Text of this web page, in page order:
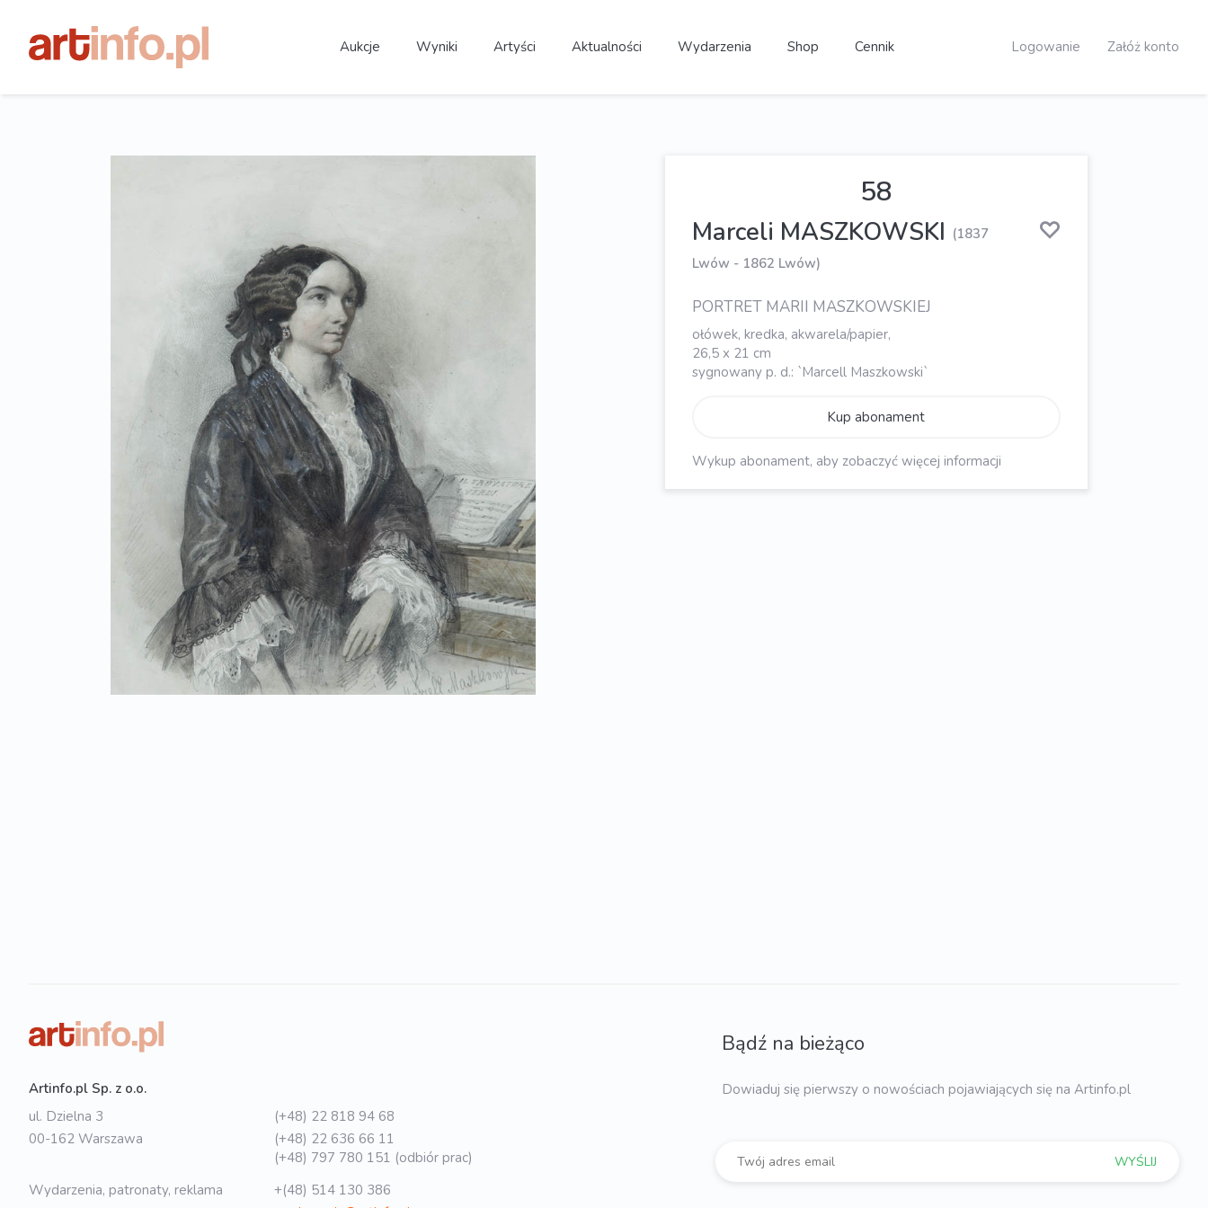
Aukcje Wyniki Artyści Aktualności Wydarzenia Shop Cennik Logowanie Załóż konto
58
Marceli MASZKOWSKI (1837
Lwów - 1862 Lwów)
PORTRET MARII MASZKOWSKIEJ
ołówek, kredka, akwarela/papier,
26,5 x 21 cm
sygnowany p. d.: `Marcell Maszkowski`
Kup abonament
Wykup abonament, aby zobaczyć więcej informacji
Artinfo.pl Sp. z o.o.
ul. Dzielna 3
00-162 Warszawa
(+48) 22 818 94 68
(+48) 22 636 66 11
(+48) 797 780 151 (odbiór prac)
Wydarzenia, patronaty, reklama
+(48) 514 130 386
Bądź na bieżąco
Dowiaduj się pierwszy o nowościach pojawiających się na Artinfo.pl
WYŚLIJ